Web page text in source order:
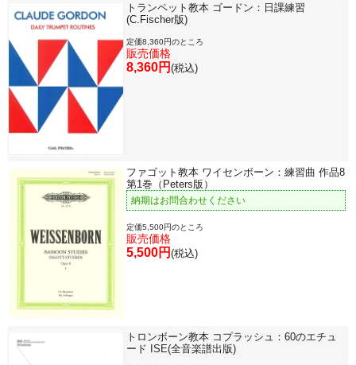
トランペット教本 ゴードン：日課練習
(C.Fischer版)
定価8,360円のところ
販売価格
8,360円 (税込)
ファゴット教本 ワイセンボーン：練習曲 作品8
第1巻（Peters版）
納期はお問合わせください
定価5,500円のところ
販売価格
5,500円 (税込)
トロンボーン教本 コプラッシュ：60のエチュ
ード ISE(全音楽譜出版)